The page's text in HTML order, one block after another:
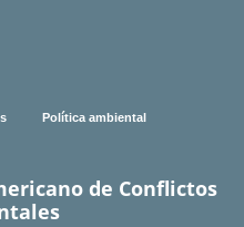
Política ambiental
de Conflictos